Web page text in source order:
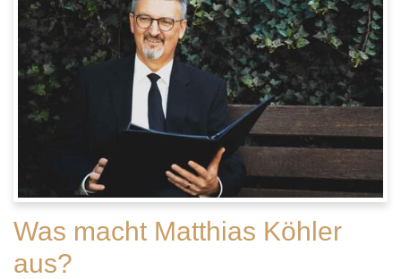
Was macht Matthias Köhler
aus?